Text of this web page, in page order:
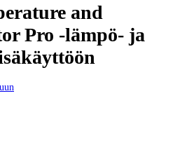
and
Pro -lämpö- ja